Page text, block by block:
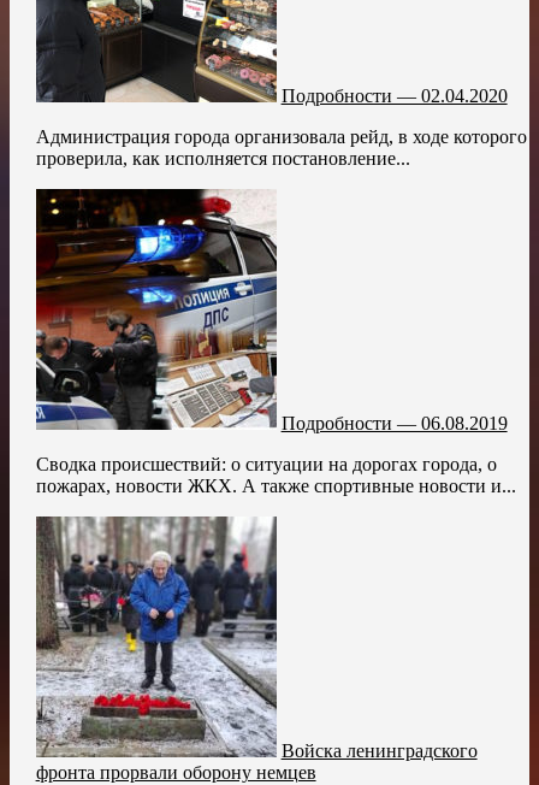
Подробности — 02.04.2020
Администрация города организовала рейд, в ходе которого
проверила, как исполняется постановление...
Подробности — 06.08.2019
Сводка происшествий: о ситуации на дорогах города, о
пожарах, новости ЖКХ. А также спортивные новости и...
Войска ленинградского
фронта прорвали оборону немцев